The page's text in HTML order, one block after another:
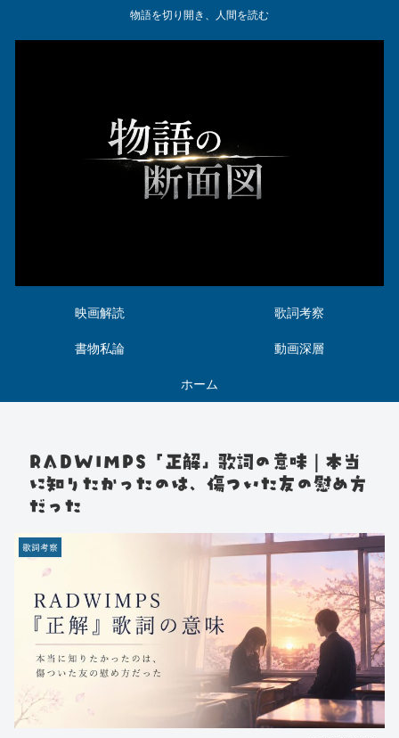
物語を切り開き、人間を読む
映画解読 歌詞考察
書物私論 動画深層
ホーム
RADWIMPS「正解」歌詞の意味｜本当
に知りたかったのは、傷ついた友の慰め方
だった
歌詞考察